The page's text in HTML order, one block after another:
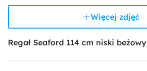
Więcej zdjęć
Regał Seaford 114 cm niski beżowy